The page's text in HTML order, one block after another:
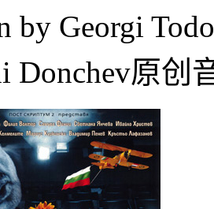
by Georgi
Donchev原创